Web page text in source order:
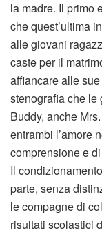
la madre. Il primo
che quest’ultima
alle giovani
caste per il
affiancare alle
stenografia che le
Buddy, anche
entrambi l’amore
comprensione e
Il
parte, senza
le compagne di
risultati scolastici